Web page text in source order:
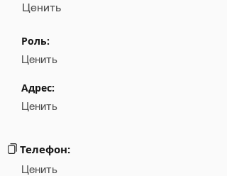
Email
Ценить
Роль:
Ценить
Адрес:
Ценить
Телефон:
Ценить